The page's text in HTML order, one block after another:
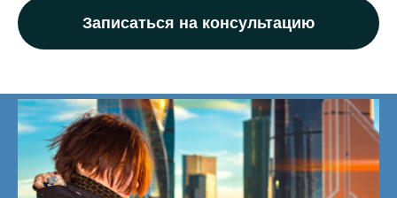
Записаться на консультацию